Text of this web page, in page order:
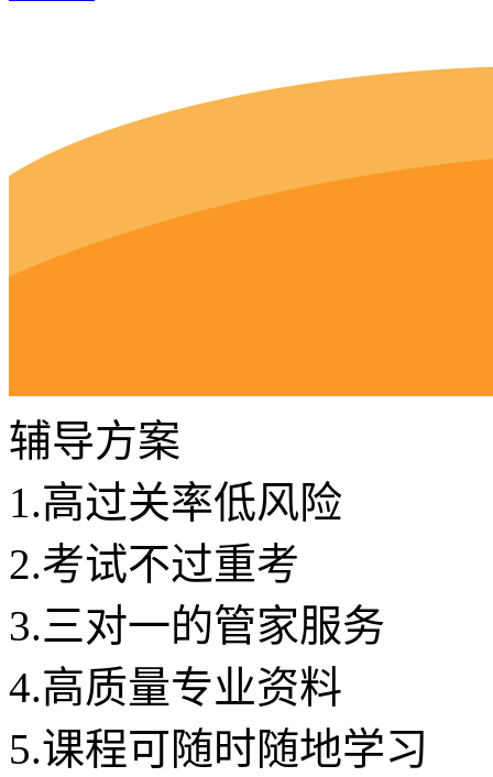
辅导方案
1.高过关率低风险
2.考试不过重考
3.三对一的管家服务
4.高质量专业资料
5.课程可随时随地学习